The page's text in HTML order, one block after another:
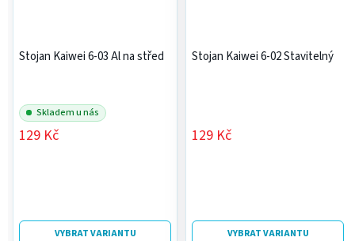
Stojan Kaiwei 6-03 Al na střed
Skladem u nás
129 Kč
VYBRAT VARIANTU
Stojan Kaiwei 6-02 Stavitelný
129 Kč
VYBRAT VARIANTU